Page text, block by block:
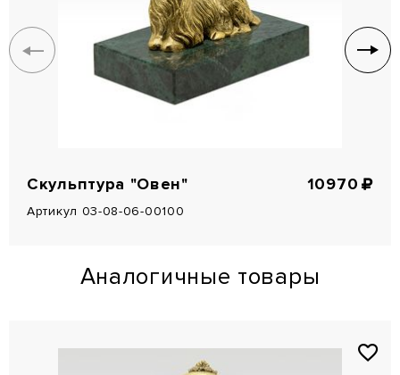
Скульптура "Овен"
Артикул 03-08-06-00100
10970
Аналогичные товары